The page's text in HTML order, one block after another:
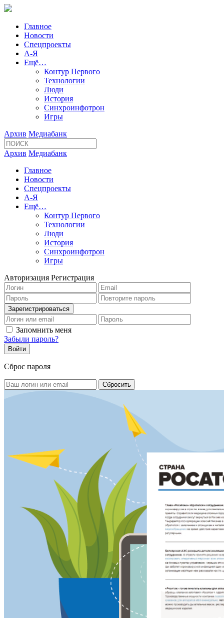
Главное
Новости
Спецпроекты
А-Я
Ещё…
Контур Первого
Технологии
Люди
История
Синхроинфотрон
Игры
Архив Медиабанк
Архив Медиабанк
Главное
Новости
Спецпроекты
А-Я
Ещё…
Контур Первого
Технологии
Люди
История
Синхроинфотрон
Игры
Авторизация Регистрация
Запомнить меня
Забыли пароль?
Сброс пароля